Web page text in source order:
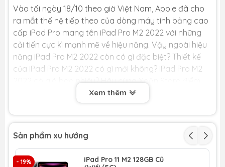
Vào tối ngày 18/10 theo giờ Việt Nam, Apple đã cho
ra mắt thế hệ tiếp theo của dòng máy tính bảng cao
cấp iPad Pro mang tên iPad Pro M2 2022 với những
cải tiến cực kì mạnh mẽ về hiệu năng. Vậy ngoài hiệu
năng iPad Pro M2 2022 còn có gì đặc biệt? Thiết kế
của iPad Pro M2 2022 có gì mới không? iPad Pro M2
2022 có giá bao nhiêu? Hãy cùng Xoăn Store điểm
qua những đặc điểm mới nhất của chiếc iPad Pro M2
2022 qua bài viết dưới đây nhé!
2022 có gì mới?
Xem thêm
Sản phẩm xu hướng
- 19%
iPad Pro 11 M2 128GB Cũ